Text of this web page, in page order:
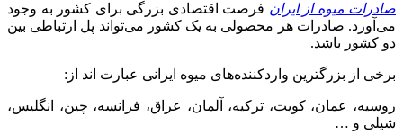
صادرات میوه از ایران فرصت اقتصادی بزرگی برای کشور به وجود
می‌آورد. صادرات هر محصولی به یک کشور می‌تواند پل ارتباطی بین
دو کشور باشد.
برخی از بزرگترین واردکننده‌های میوه ایرانی عبارت اند از:
روسیه، عمان، کویت، ترکیه، آلمان، عراق، فرانسه، چین، انگلیس،
شیلی و …